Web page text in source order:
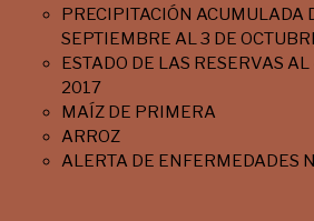
PRECIPITACIÓN ACUMULADA
SEPTIEMBRE AL 3 DE
ESTADO DE LAS RESERVAS
2017
MAÍZ DE PRIMERA
ARROZ
ALERTA DE ENFERMEDADES